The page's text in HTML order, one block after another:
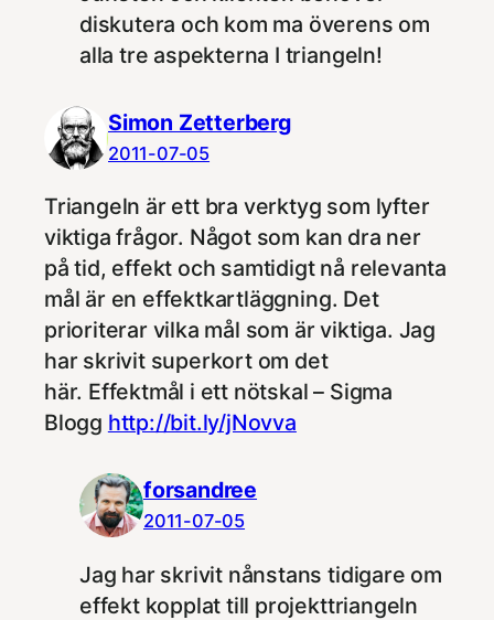
diskutera och kom ma överens om
alla tre aspekterna I triangeln!
Simon Zetterberg
2011-07-05
Triangeln är ett bra verktyg som lyfter
viktiga frågor. Något som kan dra ner
på tid, effekt och samtidigt nå relevanta
mål är en effektkartläggning. Det
prioriterar vilka mål som är viktiga. Jag
har skrivit superkort om det
här. Effektmål i ett nötskal – Sigma
Blogg http://bit.ly/jNovva
forsandree
2011-07-05
Jag har skrivit nånstans tidigare om
effekt kopplat till projekttriangeln